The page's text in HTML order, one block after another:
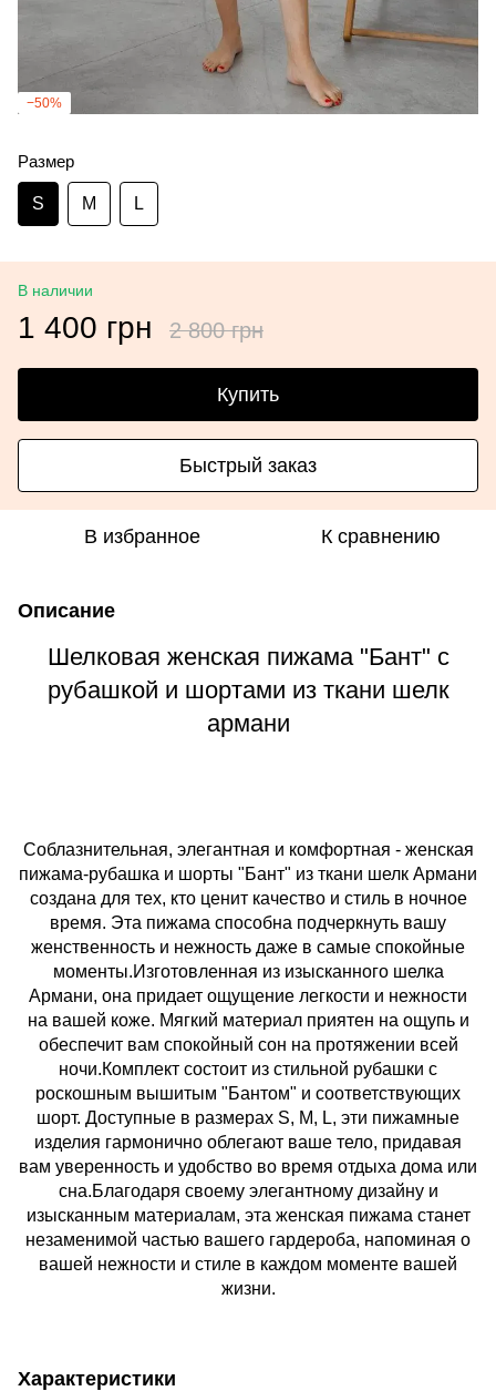
−50%
Размер
S M L
В наличии
1 400 грн 2 800 грн
Купить
Быстрый заказ
В избранное К сравнению
Описание
Шелковая женская пижама "Бант" с
рубашкой и шортами из ткани шелк
армани
Соблазнительная, элегантная и комфортная - женская
пижама-рубашка и шорты "Бант" из ткани шелк Армани
создана для тех, кто ценит качество и стиль в ночное
время. Эта пижама способна подчеркнуть вашу
женственность и нежность даже в самые спокойные
моменты.Изготовленная из изысканного шелка
Армани, она придает ощущение легкости и нежности
на вашей коже. Мягкий материал приятен на ощупь и
обеспечит вам спокойный сон на протяжении всей
ночи.Комплект состоит из стильной рубашки с
роскошным вышитым "Бантом" и соответствующих
шорт. Доступные в размерах S, М, L, эти пижамные
изделия гармонично облегают ваше тело, придавая
вам уверенность и удобство во время отдыха дома или
сна.Благодаря своему элегантному дизайну и
изысканным материалам, эта женская пижама станет
незаменимой частью вашего гардероба, напоминая о
вашей нежности и стиле в каждом моменте вашей
жизни.
Характеристики